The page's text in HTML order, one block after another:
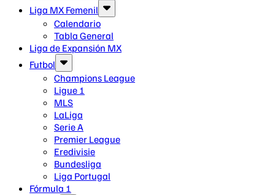
Liga MX Femenil
Calendario
Tabla General
Liga de Expansión MX
Futbol
Champions League
Ligue 1
MLS
LaLiga
Serie A
Premier League
Eredivisie
Bundesliga
Liga Portugal
Fórmula 1